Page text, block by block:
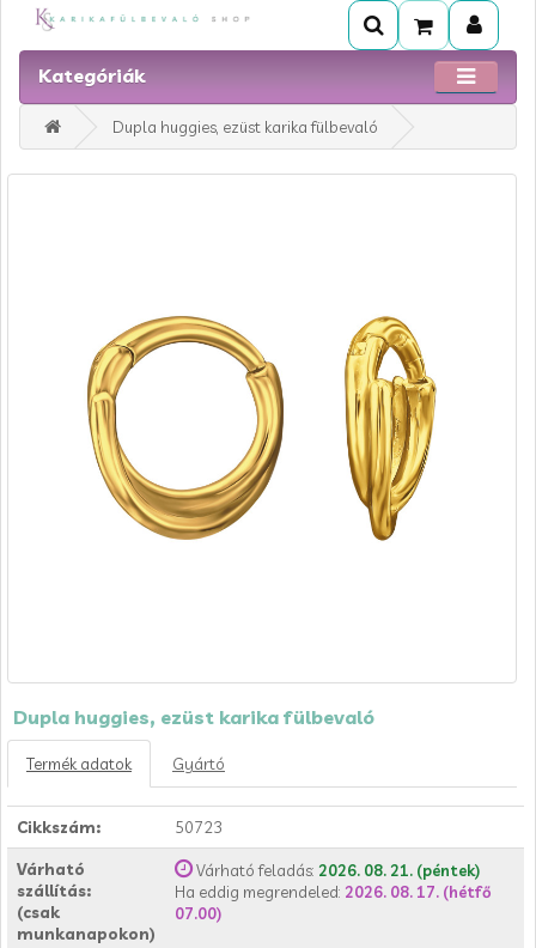
Kategóriák
Dupla huggies, ezüst karika fülbevaló
Dupla huggies, ezüst karika fülbevaló
Termék adatok Gyártó
Cikkszám: 50723
Várható
szállítás:
(csak
munkanapokon)
Várható feladás: 2026. 08. 21. (péntek)
Ha eddig megrendeled: 2026. 08. 17. (hétfő
07.00)